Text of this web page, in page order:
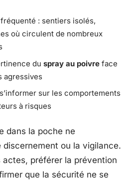
: sentiers isolés,
où circulent de nombreux
du spray au poivre face
agressives
sur les comportements
à risques
dans la poche ne
discernement ou la vigilance.
actes, préférer la prévention
que la sécurité ne se